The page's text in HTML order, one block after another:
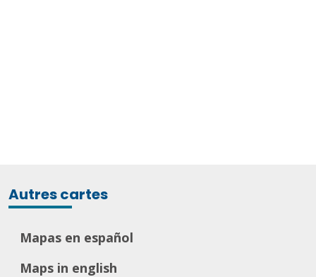
Autres cartes
Mapas en español
Maps in english